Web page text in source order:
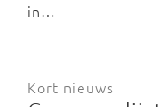
in…
Kort nieuws